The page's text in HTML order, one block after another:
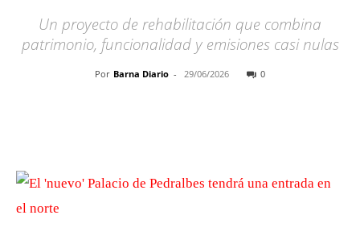
Un proyecto de rehabilitación que combina
patrimonio, funcionalidad y emisiones casi nulas
Por Barna Diario - 29/06/2026 0